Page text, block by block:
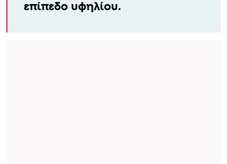
επίπεδο υφηλίου.